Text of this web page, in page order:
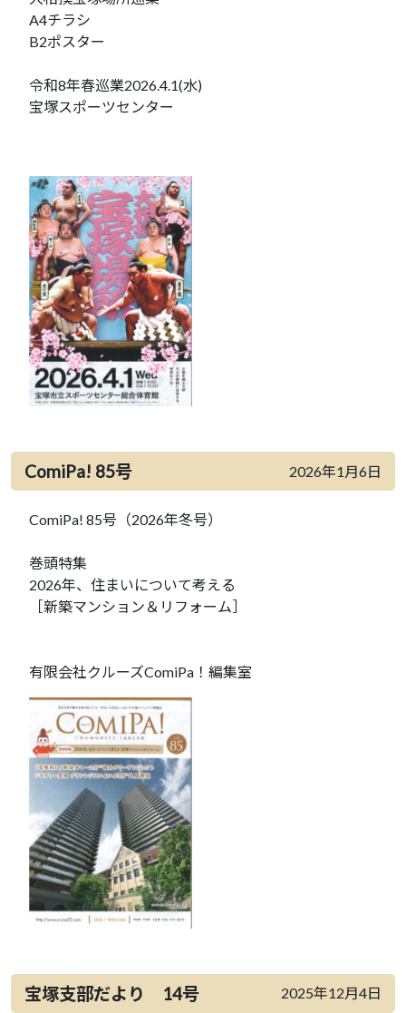
A4チラシ
B2ポスター
令和8年春巡業2026.4.1(水)
宝塚スポーツセンター
ComiPa! 85号 2026年1月6日
ComiPa! 85号（2026年冬号）
巻頭特集
2026年、住まいについて考える
［新築マンション＆リフォーム］
有限会社クルーズComiPa！編集室
宝塚支部だより 14号 2025年12月4日